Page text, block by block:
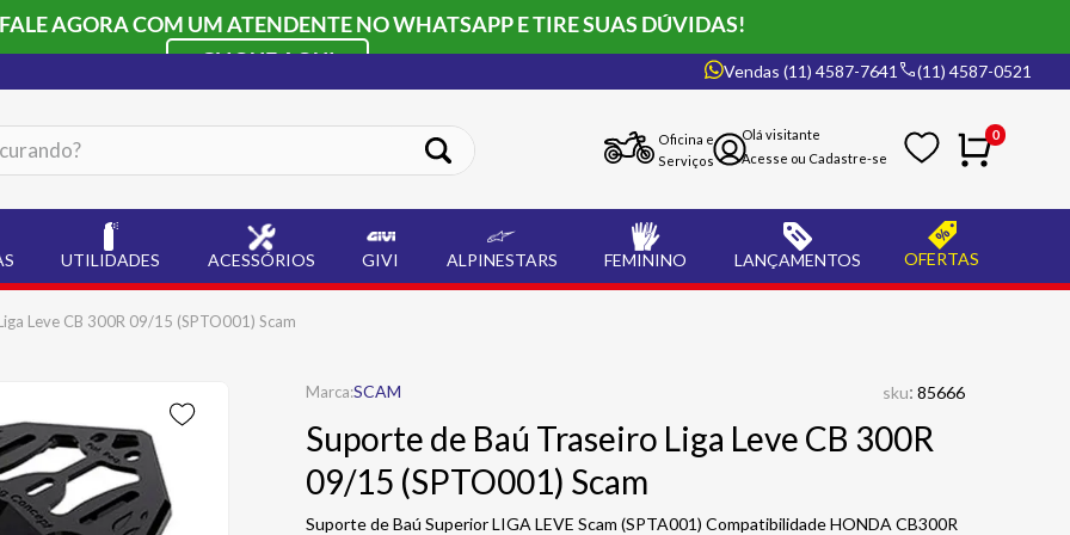
AGORA COM UM ATENDENTE NO WHATSAPP E TIRE SUAS DÚVIDAS!
CLIQUE AQUI
Vendas (11) 4587-7641 (11) 4587-0521
Oficina e
Serviços
0
UTILIDADES ACESSÓRIOS GIVI ALPINESTARS FEMININO LANÇAMENTOS OFERTAS
Leve CB 300R 09/15 (SPTO001) Scam
SCAM sku: 85666
Suporte de Baú Traseiro Liga Leve CB 300R
09/15 (SPTO001) Scam
Suporte de Baú Superior LIGA LEVE Scam (SPTA001) Compatibilidade HONDA CB300R